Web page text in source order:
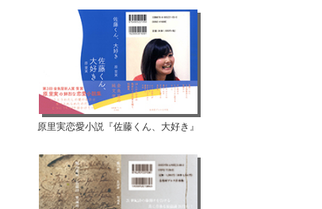
原里実恋愛小説『佐藤くん、大好き』